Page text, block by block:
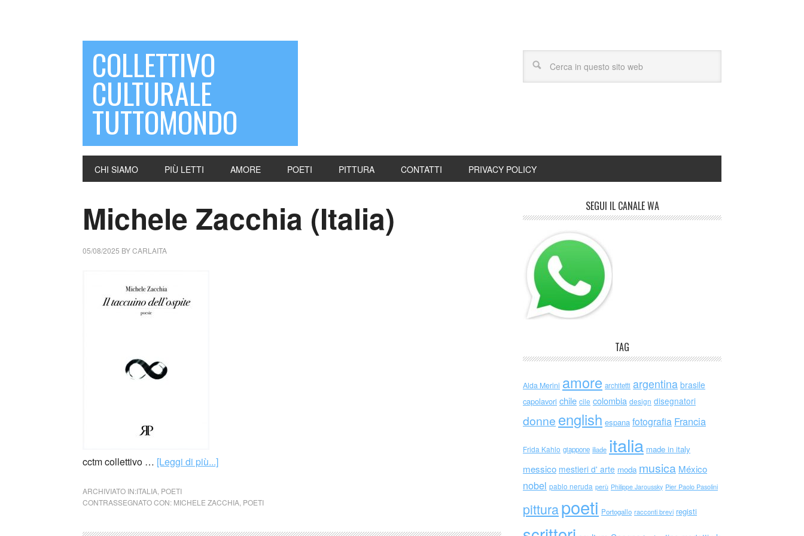
COLLETTIVO
CULTURALE
TUTTOMONDO
CHI SIAMO PIÙ LETTI AMORE POETI PITTURA CONTATTI PRIVACY POLICY
Michele Zacchia (Italia)
05/08/2025 BYCARLAITA
cctm collettivo … [Leggi di più...]
ARCHIVIATO IN:ITALIA POETI
CONTRASSEGNATO CON: MICHELE ZACCHIA POETI
SEGUI IL CANALE WA
TAG
Alda Merini amore architetti argentina brasile
capolavori chile cile colombia design disegnatori
donne english espana fotografia Francia
Frida Kahlo giappone iliade italia made in italy
messico mestieri d' arte moda musica México
nobel pablo neruda perù Philippe Jaroussky Pier Paolo Pasolini
pitturapoeti Portogallo racconti brevi registi